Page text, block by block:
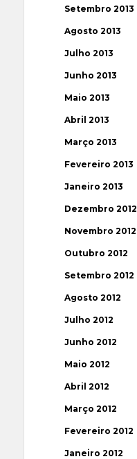
Setembro 2013
Agosto 2013
Julho 2013
Junho 2013
Maio 2013
Abril 2013
Março 2013
Fevereiro 2013
Janeiro 2013
Dezembro 2012
Novembro 2012
Outubro 2012
Setembro 2012
Agosto 2012
Julho 2012
Junho 2012
Maio 2012
Abril 2012
Março 2012
Fevereiro 2012
Janeiro 2012